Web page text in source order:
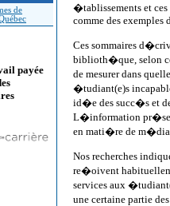
de
payée
�tablissements et
comme des exemples
Ces sommaires
biblioth�que, selon
de mesurer dans
�tudiant(e)s
id�e des succ�s et
L�information
en mati�re de
Nos recherches
re�oivent
services aux
une certaine partie